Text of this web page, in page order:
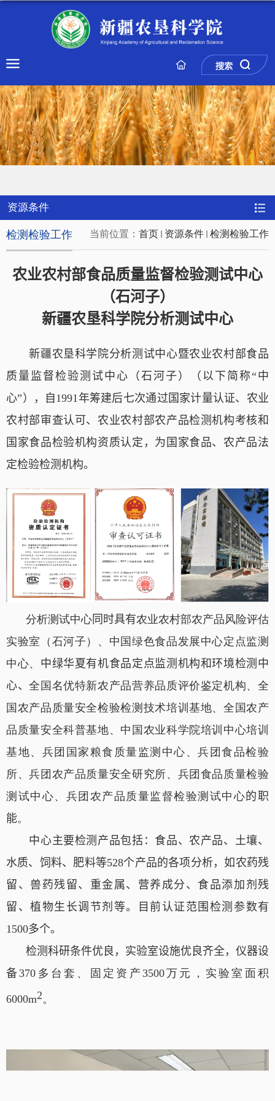
资源条件
当前位置： 首页 资源条件 检测检验工作
检测检验工作
农业农村部食品质量监督检验测试中心
（石河子）
新疆农垦科学院分析测试中心
新疆农垦科学院分析测试中心暨农业农村部食品
质量监督检验测试中心（石河子）（以下简称“中
心”），
自1991 年筹建后七次通过国家计量认证、农业
农村部审查认可、农业农村部农产品检测机构考核和
国家食品检验机构资质认定，为国家食品、农产品法
定检验检测机构。
分析测试中心同时具有农业农村部农产品风险评估
实验室（石河子）、中国绿色食品发展中心定点监测
中心、 中绿华夏有机食品定点监测机构和环境检测中
心、全国名优特新农产品营养品质评价鉴定机构、全
国农产品质量安全检验检测技术培训基地、全国农产
品质量安全科普基地、中国 农业科学院培训 中心培训
基地、 兵团国家粮食质量监测中心、兵团食品检验
所、兵团农产品质量安全研究所、兵团食品质量检验
测试中心、兵团农产品质量监督检验测试中心的职
能。
中心主要检测产品包括：食品、农产品、 土壤、
水质、饲料、 肥料等528个产品的各项分析，如农药残
留、 兽药残留、 重金属、营养成分、食品添加剂残
留、植物生长调节剂等。 目前认证范围检测参数有
1500多个。
检测科研条件优良，实验室设施优良齐全，仪器设
备370 多台套、固定资产3500万元，实验室面积
6000m2。